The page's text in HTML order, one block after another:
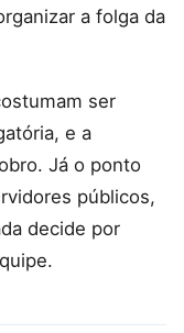
a folga da
ser
e a
Já o ponto
públicos,
decide por